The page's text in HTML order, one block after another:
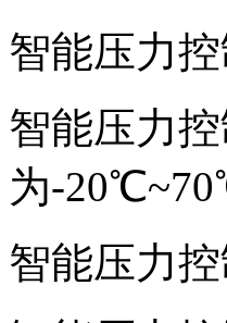
智能压力
智能压力
为-
智能压力